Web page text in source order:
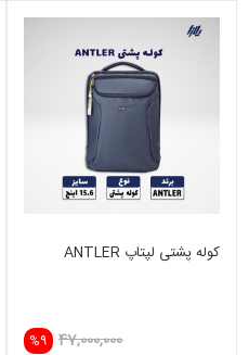
کوله پشتی لپتاپ ANTLER
%9 47,000,000